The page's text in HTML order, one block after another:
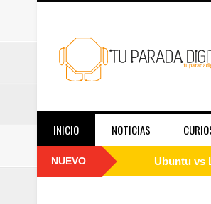
INICIO NOTICIAS
NUEVO Cómo